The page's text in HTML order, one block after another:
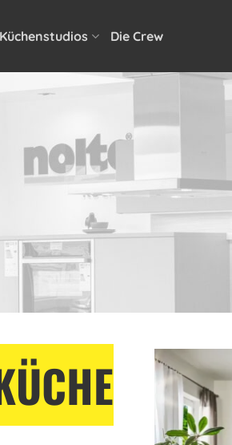
Küchenstudios Die Crew